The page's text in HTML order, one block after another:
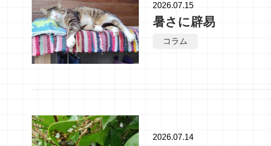
2026.07.15
暑さに辟易
コラム
2026.07.14